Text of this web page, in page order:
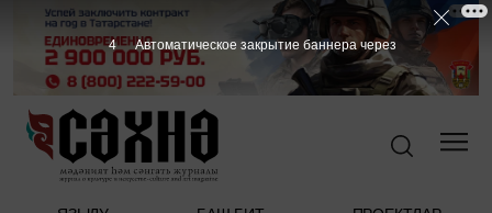
3 Автоматическое закрытие баннера через